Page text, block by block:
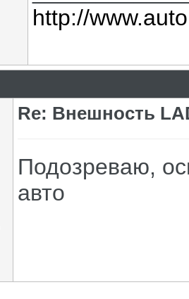
http://
Re: Внешность
Подозреваю,
авто